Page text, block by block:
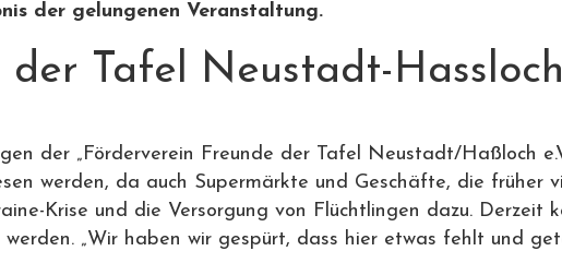
der gelungenen Veranstaltung.
der Tafel Neustadt-Hassloch
der „Förderverein Freunde der Tafel Neustadt/Haßloch
werden, da auch Supermärkte und Geschäfte, die früher
Krise und die Versorgung von Flüchtlingen dazu. Derzeit
„Wir haben wir gespürt, dass hier etwas fehlt und